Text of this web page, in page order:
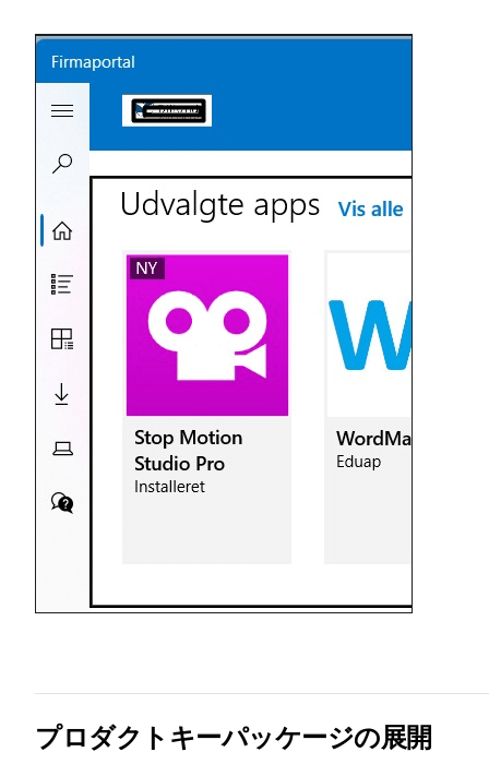
プロダクトキーパッケージの展開